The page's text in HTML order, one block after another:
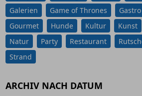
Galerien
Game of Thrones Gastro
Gourmet
Hunde Kultur Kunst
Natur
Party Restaurant
Strand
ARCHIV NACH DATUM